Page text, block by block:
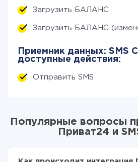
Загрузить БАЛАНС
Загрузить БАЛАНС
Приемник данных: SMS
доступные действия:
Отправить SMS
Популярные вопросы
Приват24 и